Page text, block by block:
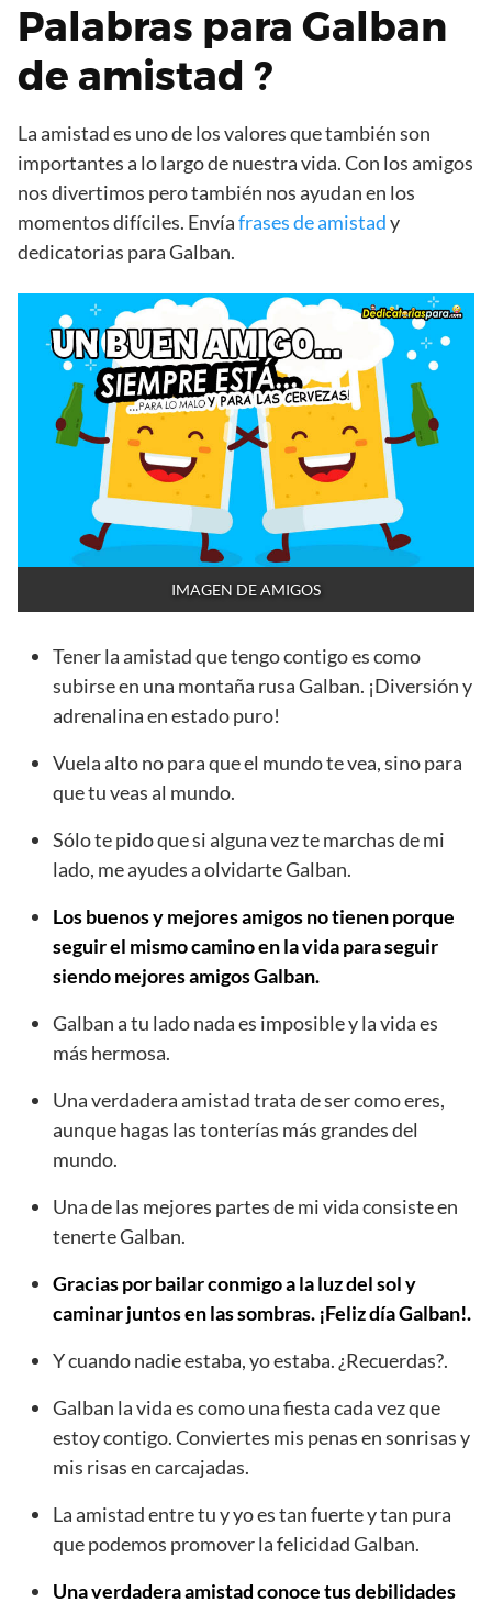
Palabras para Galban
de amistad ?
La amistad es uno de los valores que también son
importantes a lo largo de nuestra vida. Con los amigos
nos divertimos pero también nos ayudan en los
momentos difíciles. Envíafrases de amistady
dedicatorias para Galban.
IMAGEN DE AMIGOS
Tener la amistad que tengo contigo es como
subirse en una montaña rusa Galban. ¡Diversión y
adrenalina en estado puro!
Vuela alto no para que el mundo te vea, sino para
que tu veas al mundo.
Sólo te pido que si alguna vez te marchas de mi
lado, me ayudes a olvidarte Galban.
Los buenos y mejores amigos no tienen porque
seguir el mismo camino en la vida para seguir
siendo mejores amigos Galban.
Galban a tu lado nada es imposible y la vida es
más hermosa.
Una verdadera amistad trata de ser como eres,
aunque hagas las tonterías más grandes del
mundo.
Una de las mejores partes de mi vida consiste en
tenerte Galban.
Gracias por bailar conmigo a la luz del sol y
caminar juntos en las sombras. ¡Feliz día Galban!.
Y cuando nadie estaba, yo estaba. ¿Recuerdas?.
Galban la vida es como una fiesta cada vez que
estoy contigo. Conviertes mis penas en sonrisas y
mis risas en carcajadas.
La amistad entre tu y yo es tan fuerte y tan pura
que podemos promover la felicidad Galban.
Una verdadera amistad conoce tus debilidades